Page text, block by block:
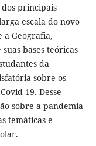
principais
escala do novo
a Geografia,
bases teóricas
da
sobre os
19. Desse
sobre a pandemia
temáticas e